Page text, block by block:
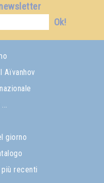
Ok!
Aïvanhov
giorno
recenti